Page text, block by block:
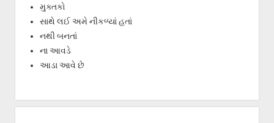
મુક્તકો
સાથે લઈ અમે નીકળ્યાં હતાં
નથી બનતાં
ના આવડે
આડા આવે છે